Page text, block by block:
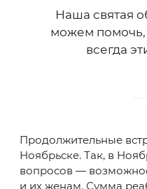
Наша святая
можем помочь,
всегда
Продолжительные
Ноябрьске. Так, в
вопросов —
и их женам. Сумма